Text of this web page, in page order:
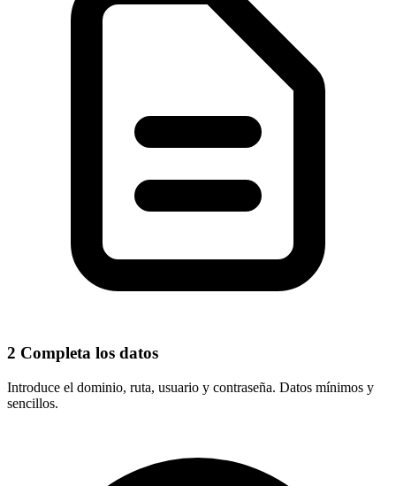
2 Completa los datos
Introduce el dominio, ruta, usuario y contraseña. Datos mínimos y
sencillos.